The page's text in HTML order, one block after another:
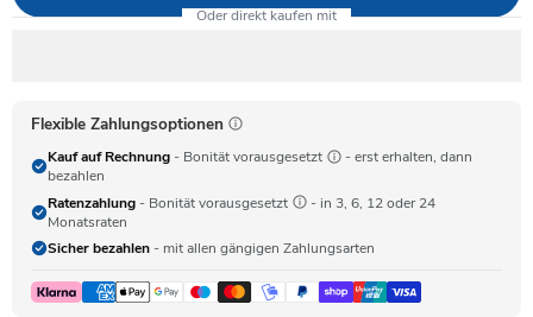
Flexible Zahlungsoptionen
Kauf auf Rechnung - Bonität vorausgesetzt
- erst erhalten, dann
bezahlen
Ratenzahlung - Bonität vorausgesetzt
- in 3, 6, 12 oder 24
Monatsraten
Sicher bezahlen - mit allen gängigen Zahlungsarten